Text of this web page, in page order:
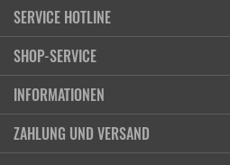
SERVICE HOTLINE
T101 AG | chrombox
Ruessenstrasse 11, 6340 Baar / ZG
SHOP-SERVICE
Kontakt
Anfrageformular
Reparaturauftrag
INFORMATIONEN
Öffnungszeiten
ZAHLUNG UND VERSAND